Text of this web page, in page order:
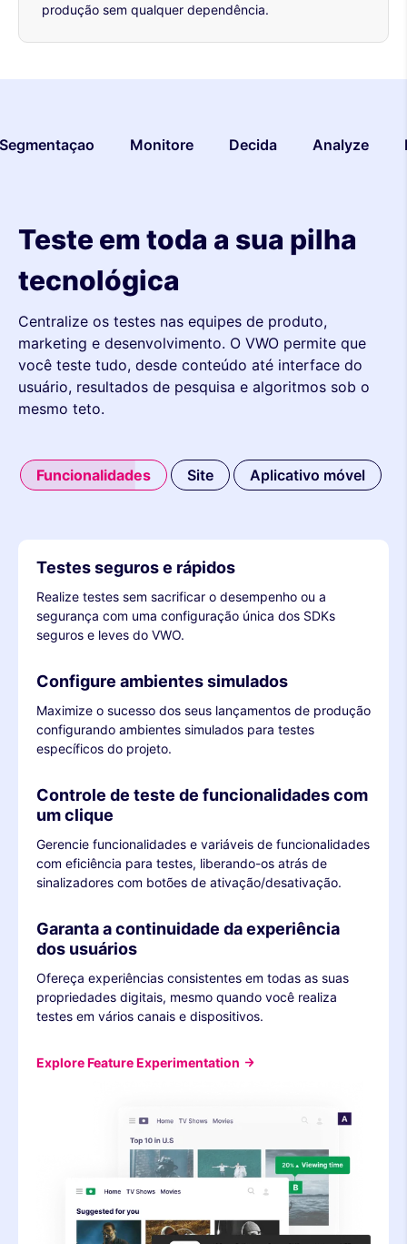
produção sem qualquer dependência.
Segmentaçao Monitore Decida Analyze
Teste em toda a sua pilha
tecnológica
Centralize os testes nas equipes de produto,
marketing e desenvolvimento. O VWO permite que
você teste tudo, desde conteúdo até interface do
usuário, resultados de pesquisa e algoritmos sob o
mesmo teto.
Testes seguros e rápidos
Realize testes sem sacrificar o desempenho ou a
segurança com uma configuração única dos SDKs
seguros e leves do VWO.
Configure ambientes simulados
Maximize o sucesso dos seus lançamentos de produção
configurando ambientes simulados para testes
específicos do projeto.
Controle de teste de funcionalidades com
um clique
Gerencie funcionalidades e variáveis de funcionalidades
com eficiência para testes, liberando-os atrás de
sinalizadores com botões de ativação/desativação.
Garanta a continuidade da experiência
dos usuários
Ofereça experiências consistentes em todas as suas
propriedades digitais, mesmo quando você realiza
testes em vários canais e dispositivos.
Explore Feature Experimentation
Funcionalidades Site Aplicativo móvel